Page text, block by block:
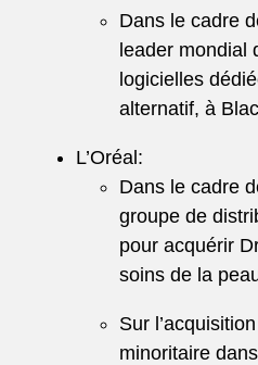
Dans le cadre
leader mondial
logicielles
alternatif, à
L’Oréal:
Dans le cadre
groupe de
pour acquérir
soins de la
Sur
minoritaire